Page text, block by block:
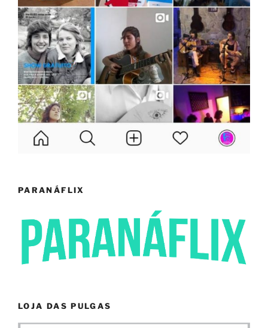
PARANÁFLIX
LOJA DAS PULGAS